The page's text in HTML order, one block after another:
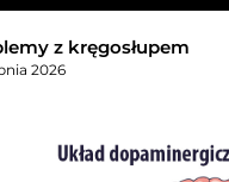
z kręgosłupem
2026